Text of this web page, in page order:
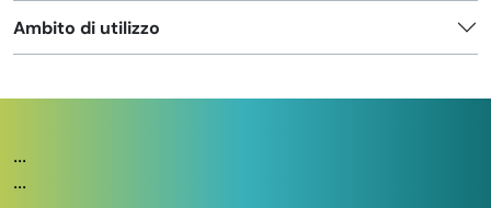
Ambito di utilizzo
...
...